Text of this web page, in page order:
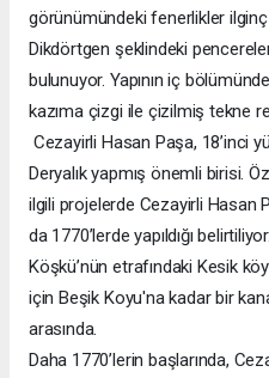
görünümündeki fenerlikler
Dikdörtgen şeklindeki
bulunuyor. Yapının iç
kazıma çizgi ile çizilmiş tekne
Cezayirli Hasan Paşa, 18’inci
Deryalık yapmış önemli birisi.
ilgili projelerde Cezayirli Hasan
da 1770’lerde yapıldığı
Köşkü’nün etrafındaki Kesik
için Beşik Koyu'na kadar bir
arasında.
Daha 1770’lerin başlarında,